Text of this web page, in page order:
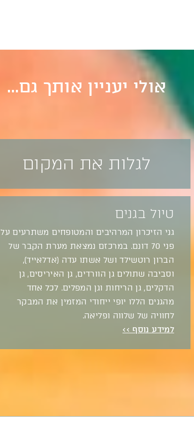
אולי יעניין אותך גם...
לגלות את המקום
טיול בגנים
גני הזיכרון המרהיבים והמטופחים משתרעים על
פני 70 דונם. במרכזם נמצאת מערת הקבר של
הברון רוטשילד ושל אשתו עדה (אדלאייד),
וסביבה שתולים גן הוורדים, גן האיריסים, גן
הדקלים, גן הריחות וגן המפלים. לכל אחד
מהגנים הללו יופי ייחודי המזמין את המבקר
לחוויה של שלווה ופליאה.
למידע נוסף >>